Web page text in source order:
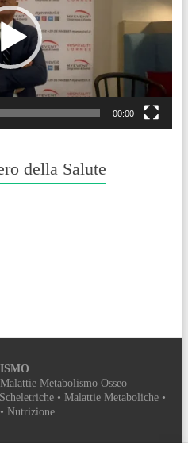
00:00
della Salute
Metabolismo Osseo
• Malattie Metaboliche •
Nutrizione